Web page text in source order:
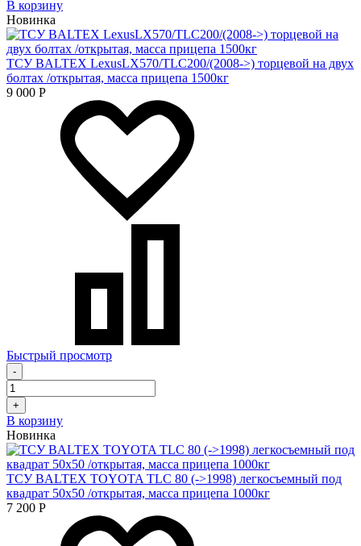
В корзину
Новинка
ТСУ BALTEX LexusLX570/TLC200/(2008->) торцевой на двух
болтах /открытая, масса прицепа 1500кг
9 000 Р
Быстрый просмотр
-
+
В корзину
Новинка
ТСУ BALTEX TOYOTA TLC 80 (->1998) легкосъемный под
квадрат 50х50 /открытая, масса прицепа 1000кг
7 200 Р